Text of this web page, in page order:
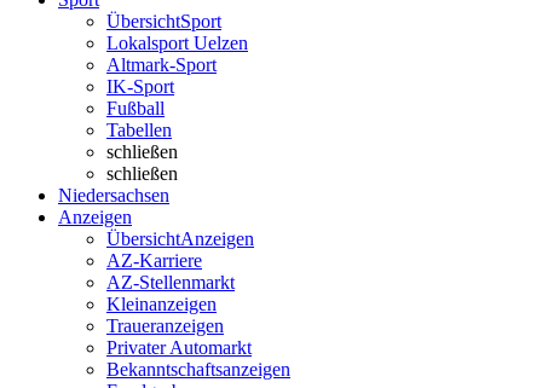
ÜbersichtSport
Lokalsport Uelzen
Altmark-Sport
IK-Sport
Fußball
Tabellen
schließen
schließen
Niedersachsen
Anzeigen
ÜbersichtAnzeigen
AZ-Karriere
AZ-Stellenmarkt
Kleinanzeigen
Traueranzeigen
Privater Automarkt
Bekanntschaftsanzeigen